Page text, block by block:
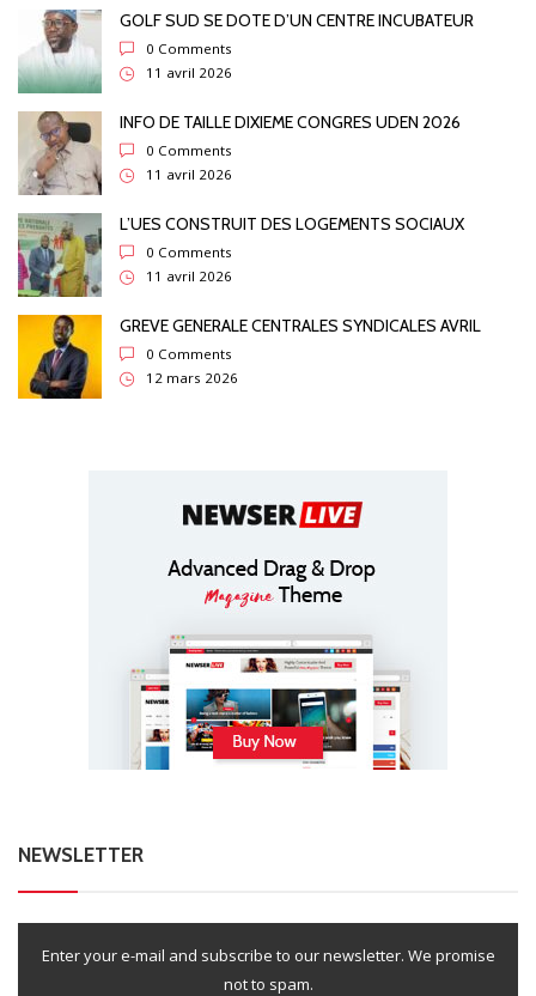
GOLF SUD SE DOTE D’UN CENTRE INCUBATEUR
0 Comments
11 avril 2026
INFO DE TAILLE DIXIEME CONGRES UDEN 2026
0 Comments
11 avril 2026
L’UES CONSTRUIT DES LOGEMENTS SOCIAUX
0 Comments
11 avril 2026
GREVE GENERALE CENTRALES SYNDICALES AVRIL
0 Comments
12 mars 2026
NEWSLETTER
Enter your e-mail and subscribe to our newsletter. We promise
not to spam.